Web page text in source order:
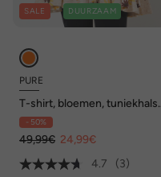
SALE DUURZAAM
PURE
T-shirt, bloemen, tuniekhals,
halflange mouwen,
biologisch katoen
- 50%
49,99€ 24,99€
4.7
(3)